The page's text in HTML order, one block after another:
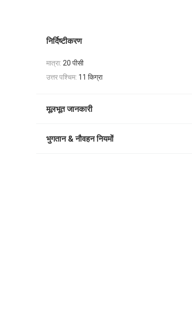
निर्दिष्टीकरण
मात्रा: 20 पीसी
उत्तर पश्चिम: 11 किग्रा
मूलभूत जानकारी
भुगतान & नौवहन नियमों